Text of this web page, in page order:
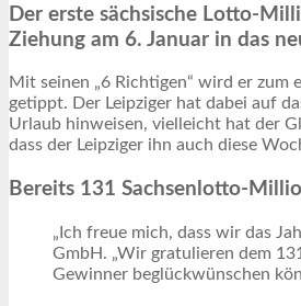
Der erste sächsische Lotto-
Ziehung am 6. Januar in das
Mit seinen „6 Richtigen“ wird er
getippt. Der Leipziger hat dabei auf
Urlaub hinweisen, vielleicht hat der
dass der Leipziger ihn auch diese
Bereits 131 Sachsenlotto-
„Ich freue mich, dass wir das
GmbH. „Wir gratulieren dem
Gewinner beglückwünschen